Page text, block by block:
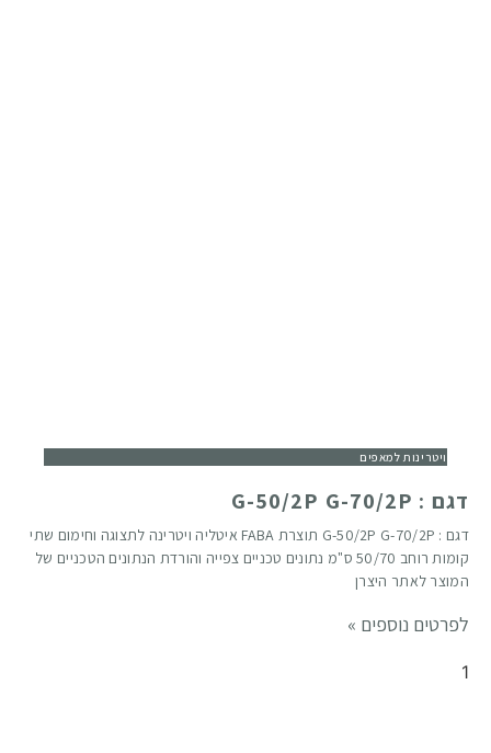
ויטרינות למאפים
דגם : G-50/2P G-70/2P
דגם : G-50/2P G-70/2P תוצרת FABA איטליה ויטרינה לתצוגה וחימום שתי
קומות רוחב 50/70 ס"מ נתונים טכניים צפייה והורדת הנתונים הטכניים של
המוצר לאתר היצרן
לפרטים נוספים »